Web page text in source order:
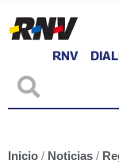
RNV
Inicio / Noticias /